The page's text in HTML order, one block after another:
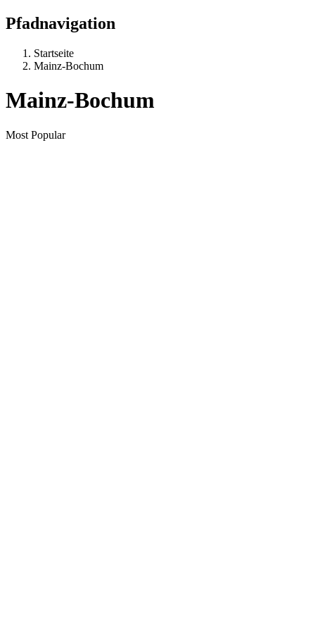
Pfadnavigation
Startseite
Mainz-Bochum
Mainz-Bochum
Most Popular